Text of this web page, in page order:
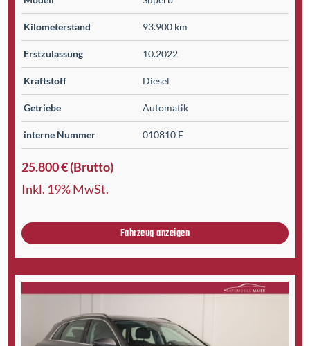
Kilometer­stand 93.900 km
Erst­zulassung 10.2022
Kraftstoff Diesel
Getriebe Automatik
interne Nummer 010810 E
25.800 € (Brutto)
Inkl. 19% MwSt.
Fahrzeug anzeigen